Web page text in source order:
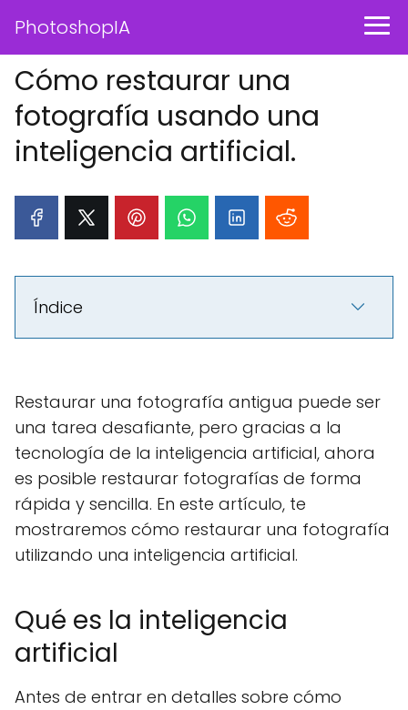
PhotoshopIA
Cómo restaurar una
fotografía usando una
inteligencia artificial.
Índice
Restaurar una fotografía antigua puede ser
una tarea desafiante, pero gracias a la
tecnología de la inteligencia artificial, ahora
es posible restaurar fotografías de forma
rápida y sencilla. En este artículo, te
mostraremos cómo restaurar una fotografía
utilizando una inteligencia artificial.
Qué es la inteligencia
artificial
Antes de entrar en detalles sobre cómo